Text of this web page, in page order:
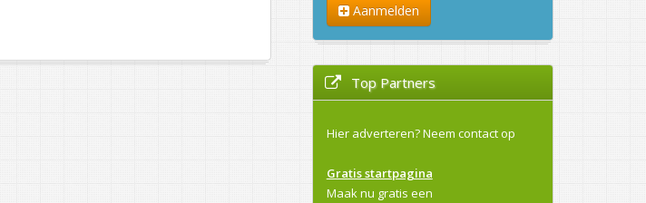
Aanmelden
Top Partners
Hier adverteren?Neem contact op
Gratis startpagina
Maak nu gratis een